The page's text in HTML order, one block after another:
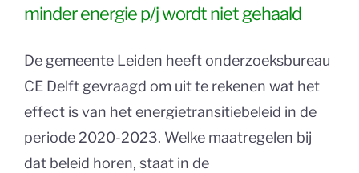
minder energie p/j wordt niet gehaald
De gemeente Leiden heeft onderzoeksbureau
CE Delft gevraagd om uit te rekenen wat het
effect is van het energietransitiebeleid in de
periode 2020-2023. Welke maatregelen bij
dat beleid horen, staat in de